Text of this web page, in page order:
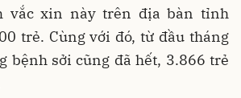
vắc xin này trên địa bàn tỉnh
trẻ. Cùng với đó, từ đầu tháng
bệnh sởi cũng đã hết, 3.866 trẻ